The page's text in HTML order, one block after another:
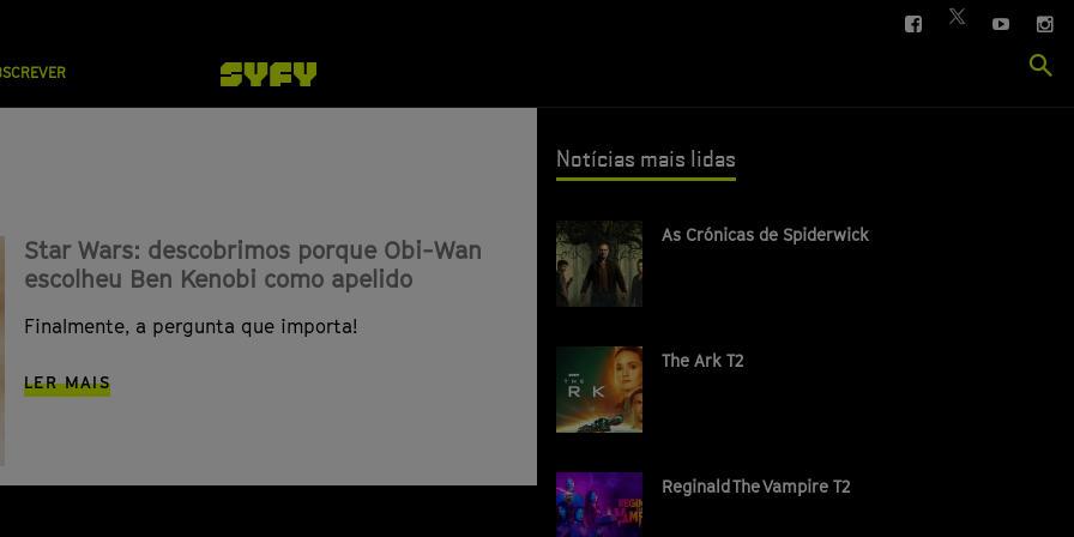
FACEBOOK
TWITTER
YOUTUBE
Star Wars: descobrimos porque Obi-Wan
escolheu Ben Kenobi como apelido
Finalmente, a pergunta que importa!
LER MAIS
Notícias mais lidas
As Crónicas de Spiderwick
The Ark T2
Reginald The Vampire T2